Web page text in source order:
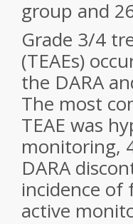
group and
Grade 3/4
(TEAEs)
the DARA
The most
TEAE was
monitoring,
DARA
incidence of
active